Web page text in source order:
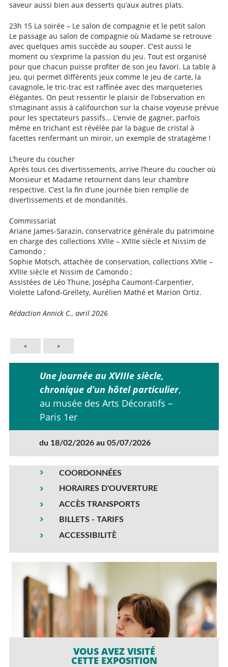
saveur aussi bien aux desserts qu’aux autres plats.
23h 15 La soirée – Le salon de compagnie et le petit salon
Le passage au salon de compagnie où Madame se retrouve
avec quelques amis succède au souper. C’est aussi le
moment ou s’exprime la passion du jeu. Tout est organisé
pour que chacun puisse profiter de son jeu favori. La table à
jeu, qui permet différents jeux comme le jeu de carte, la
cavagnole, le tric-trac est raffinée avec des marqueteries
élégantes. On peut ressentir le plaisir de l’observation en
s’imaginant assis à califourchon sur la chaise voyeuse prévue
pour les spectateurs passifs… L’envie de gagner, parfois
même en trichant est révélée par la bague de cristal à
facettes renfermant un miroir, un exemple de stratagème !
L’heure du coucher
Après tous ces divertissements, arrive l’heure du coucher où
Monsieur et Madame retournent dans leur chambre
respective. C’est la fin d’une journée bien remplie de
divertissements et de mondanités.
Commissariat
Ariane James-Sarazin, conservatrice générale du patrimoine
en charge des collections XVIIe – XVIIIe siècle et Nissim de
Camondo ;
Sophie Motsch, attachée de conservation, collections XVIIe –
XVIIIe siècle et Nissim de Camondo ;
Assistées de Léo Thune, Josépha Caumont-Carpentier,
Violette Lafond-Grellety, Aurélien Mathé et Marion Ortiz.
Rédaction Annick C., avril 2026
« »
Une journée au XVIIIe siècle,
chronique d’un hôtel particulier,
au musée des Arts Décoratifs –
Paris 1er
du 18/02/2026 au 05/07/2026
COORDONNÉES
HORAIRES D'OUVERTURE
ACCÈS TRANSPORTS
BILLETS - TARIFS
ACCESSIBILITÈ
VOUS AVEZ VISITÉ
CETTE EXPOSITION